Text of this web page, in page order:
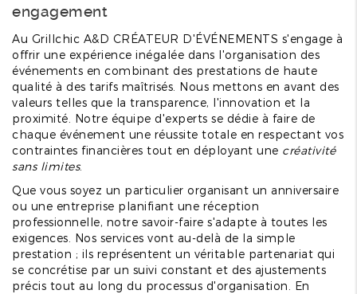
engagement
Au Grillchic A&D CRÉATEUR D'ÉVÉNEMENTS s'engage à
offrir une expérience inégalée dans l'organisation des
événements en combinant des prestations de haute
qualité à des tarifs maîtrisés. Nous mettons en avant des
valeurs telles que la transparence, l'innovation et la
proximité. Notre équipe d'experts se dédie à faire de
chaque événement une réussite totale en respectant vos
contraintes financières tout en déployant une créativité
sans limites.
Que vous soyez un particulier organisant un anniversaire
ou une entreprise planifiant une réception
professionnelle, notre savoir-faire s'adapte à toutes les
exigences. Nos services vont au-delà de la simple
prestation ; ils représentent un véritable partenariat qui
se concrétise par un suivi constant et des ajustements
précis tout au long du processus d'organisation. En